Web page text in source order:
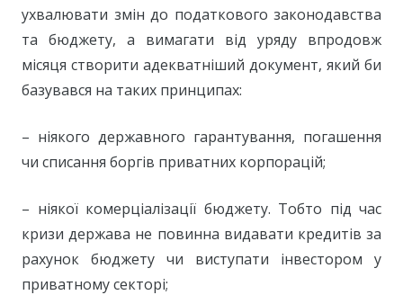
ухвалювати змін до податкового законодавства
та бюджету, а вимагати від уряду впродовж
місяця створити адекватніший документ, який би
базувався на таких принципах:
– ніякого державного гарантування, погашення
чи списання боргів приватних корпорацій;
– ніякої комерціалізації бюджету. Тобто під час
кризи держава не повинна видавати кредитів за
рахунок бюджету чи виступати інвестором у
приватному секторі;